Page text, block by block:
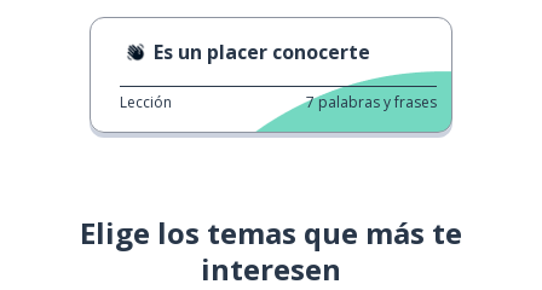
Es un placer conocerte
Lección 7palabras y frases
Elige los temas que más te
interesen